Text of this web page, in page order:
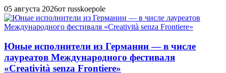
05 августа 2026от russkoepole
Юные исполнители из Германии — в числе
лауреатов Международного фестиваля
«Creatività senza Frontiere»